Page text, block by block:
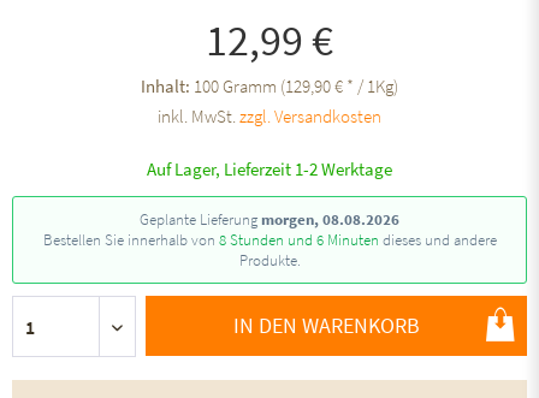
12,99 €
Inhalt: 100 Gramm (129,90 € * / 1Kg)
inkl. MwSt.zzgl. Versandkosten
Auf Lager, Lieferzeit 1-2 Werktage
Geplante Lieferungmorgen, 08.08.2026
Bestellen Sie innerhalb von 8 Stunden und 6 Minuten dieses und andere
Produkte.
IN DEN WARENKORB